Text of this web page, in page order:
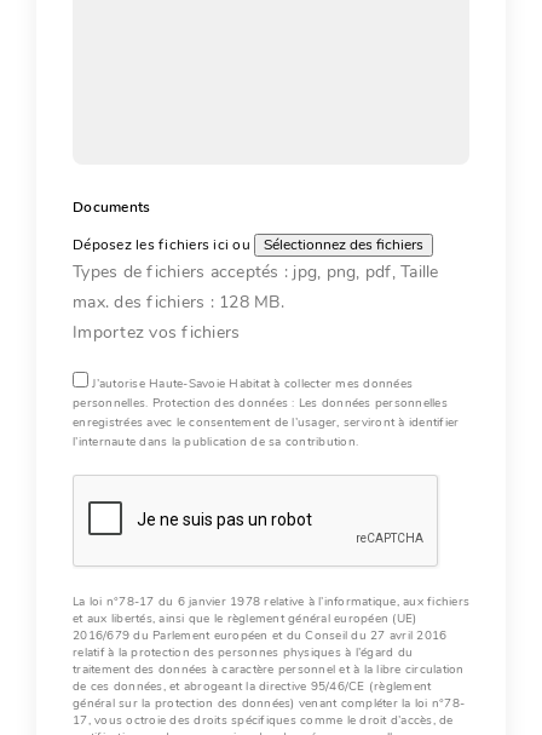
Documents
Déposez les fichiers ici ou
Sélectionnez des fichiers
Types de fichiers acceptés : jpg, png, pdf, Taille
max. des fichiers : 128 MB.
Importez vos fichiers
J’autorise Haute-Savoie Habitat à collecter mes données
personnelles. Protection des données : Les données personnelles
enregistrées avec le consentement de l’usager, serviront à identifier
l’internaute dans la publication de sa contribution.
La loi n°78-17 du 6 janvier 1978 relative à l’informatique, aux fichiers
et aux libertés, ainsi que le règlement général européen (UE)
2016/679 du Parlement européen et du Conseil du 27 avril 2016
relatif à la protection des personnes physiques à l’égard du
traitement des données à caractère personnel et à la libre circulation
de ces données, et abrogeant la directive 95/46/CE (règlement
général sur la protection des données) venant compléter la loi n°78-
17, vous octroie des droits spécifiques comme le droit d’accès, de